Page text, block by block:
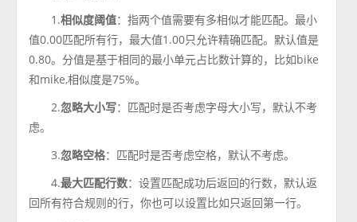
1.相似度阈值：指两个值需要有多相似才能匹配。最小
值0.00匹配所有行，最大值1.00只允许精确匹配。默认值是
0.80。分值是基于相同的最小单元占比数计算的，比如bike
和mike,相似度是75%。
2.忽略大小写：匹配时是否考虑字母大小写，默认不考
虑。
3.忽略空格：匹配时是否考虑空格，默认不考虑。
4.最大匹配行数：设置匹配成功后返回的行数，默认返
回所有符合规则的行，你也可以设置比如只返回第一行。